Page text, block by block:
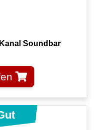
Soundbar